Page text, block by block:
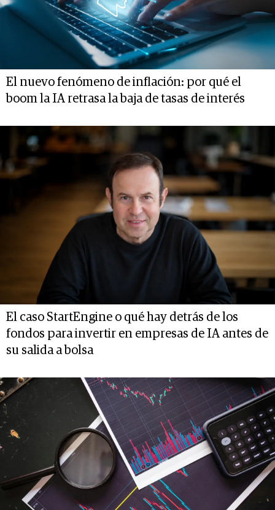
El nuevo fenómeno de inflación: por qué el
boom la IA retrasa la baja de tasas de interés
El caso StartEngine o qué hay detrás de los
fondos para invertir en empresas de IA antes de
su salida a bolsa